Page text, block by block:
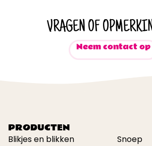
VRAGEN OF
Neem contact op
PRODUCTEN
Blikjes en blikken
Snoep